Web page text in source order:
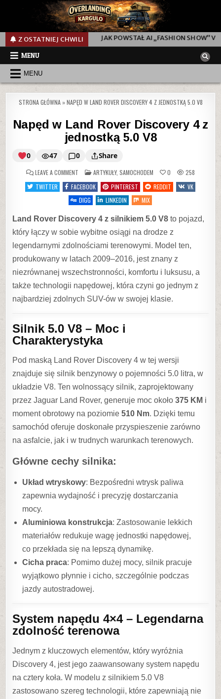
Z OSTATNIEJ CHWILI
JAK POWSTAŁ AI „FASHION SHOW” VIDEO SHORT Z
MENU
MENU
STRONA GŁÓWNA»NAPĘD W LAND ROVER DISCOVERY 4 Z JEDNOSTKĄ 5.0 V8
Napęd w Land Rover Discovery 4 z
jednostką 5.0 V8
0 47 0 Share
LEAVE A COMMENT
Napęd
w
Land
Rover
Discovery
4
z
jednostką
5.0
V8
47
SHARE
POSTED
IN
ARTYKUŁY, SAMOCHODEM 0
258
TWITTER
FACEBOOK PINTEREST REDDIT
VK
DIGG
LINKEDIN MIX
Land Rover Discovery 4 z silnikiem 5.0 V8 to pojazd,
który łączy w sobie wybitne osiągi na drodze z
legendarnymi zdolnościami terenowymi. Model ten,
produkowany w latach 2009–2016, jest znany z
niezrównanej wszechstronności, komfortu i luksusu, a
także technologii napędowej, która czyni go jednym z
najbardziej zdolnych SUV-ów w swojej klasie.
Silnik 5.0 V8 – Moc i
Charakterystyka
Pod maską Land Rover Discovery 4 w tej wersji
znajduje się silnik benzynowy o pojemności 5.0 litra, w
układzie V8. Ten wolnossący silnik, zaprojektowany
przez Jaguar Land Rover, generuje moc około375 KM i
moment obrotowy na poziomie510 Nm. Dzięki temu
samochód oferuje doskonałe przyspieszenie zarówno
na asfalcie, jak i w trudnych warunkach terenowych.
Główne cechy silnika:
Układ wtryskowy: Bezpośredni wtrysk paliwa
zapewnia wydajność i precyzję dostarczania
mocy.
Aluminiowa konstrukcja: Zastosowanie lekkich
materiałów redukuje wagę jednostki napędowej,
co przekłada się na lepszą dynamikę.
Cicha praca: Pomimo dużej mocy, silnik pracuje
wyjątkowo płynnie i cicho, szczególnie podczas
jazdy autostradowej.
System napędu 4×4 – Legendarna
zdolność terenowa
Jednym z kluczowych elementów, który wyróżnia
Discovery 4, jest jego zaawansowany system napędu
na cztery koła. W modelu z silnikiem 5.0 V8
zastosowano szereg technologii, które zapewniają nie